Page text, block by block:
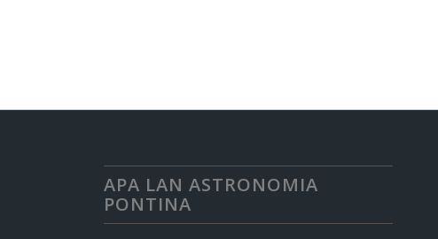
APA LAN ASTRONOMIA
PONTINA